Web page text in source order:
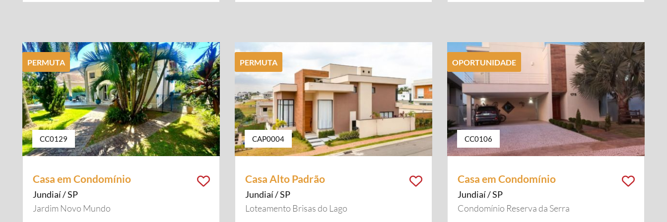
PERMUTA
CC0129
Casa em Condomínio
Jundiaí / SP
Jardim Novo Mundo
PERMUTA
CAP0004
Casa Alto Padrão
Jundiaí / SP
Loteamento Brisas do Lago
OPORTUNIDADE
CC0106
Casa em Condomínio
Jundiaí / SP
Condomínio Reserva da Serra